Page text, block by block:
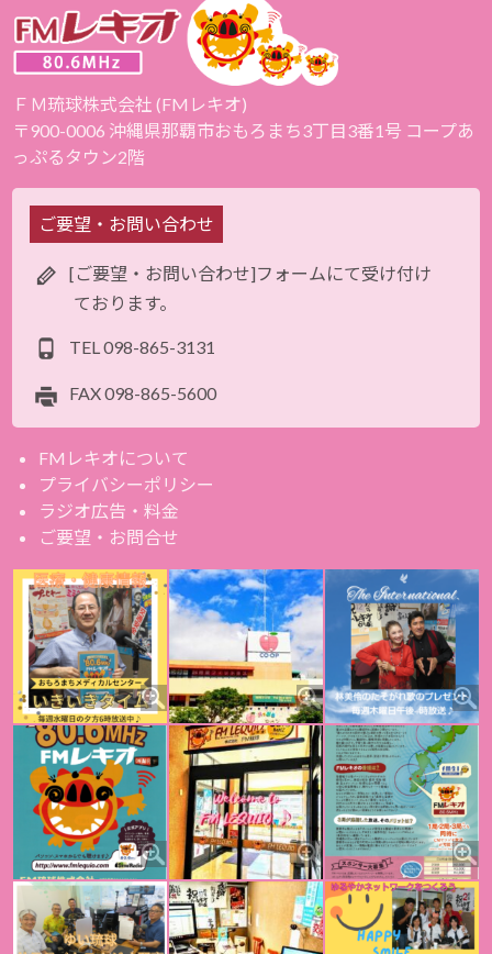
ＦＭ琉球株式会社 (FMレキオ)
〒900-0006 沖縄県那覇市おもろまち3丁目3番1号 コープあ
っぷるタウン2階
ご要望・お問い合わせ
[ご要望・お問い合わせ]フォームにて受け付け
ております。
TEL 098-865-3131
FAX098-865-5600
FMレキオについて
プライバシーポリシー
ラジオ広告・料金
ご要望・お問合せ